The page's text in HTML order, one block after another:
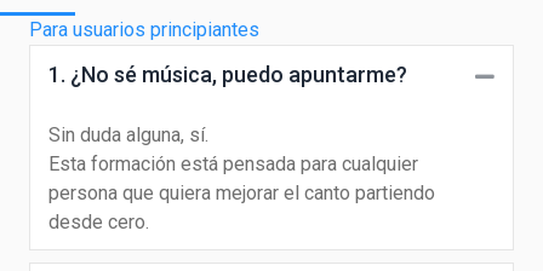
Para usuarios principiantes
1. ¿No sé música, puedo apuntarme?
Sin duda alguna, sí.
Esta formación está pensada para cualquier
persona que quiera mejorar el canto partiendo
desde cero.